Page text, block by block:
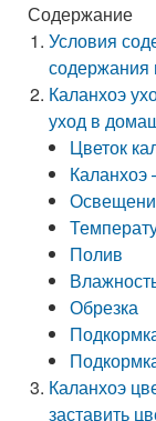
Содержание
Условия
содержания
Каланхоэ
уход в
Цветок
Каланхоэ
Полив
Обрезка
Каланхоэ
заставить